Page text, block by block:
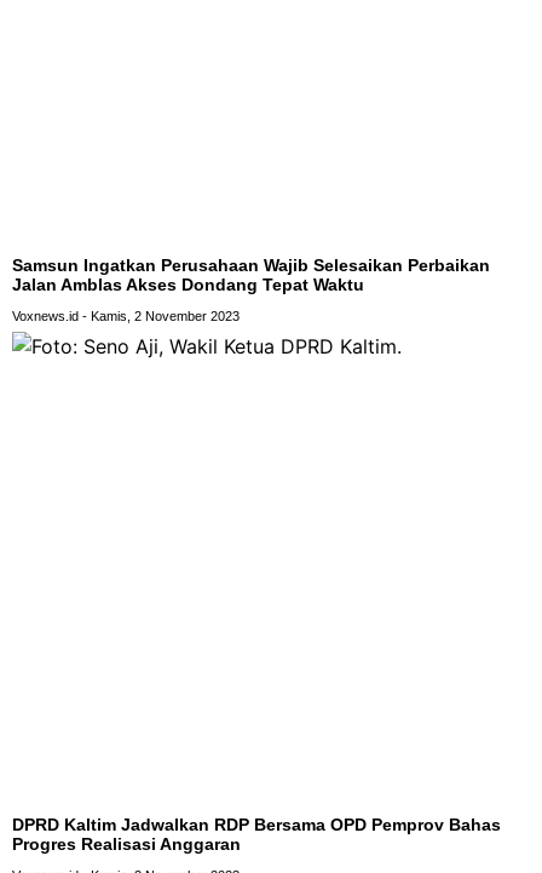
Samsun Ingatkan Perusahaan Wajib Selesaikan Perbaikan
Jalan Amblas Akses Dondang Tepat Waktu
Voxnews.id Kamis, 2 November 2023
DPRD Kaltim Jadwalkan RDP Bersama OPD Pemprov Bahas
Progres Realisasi Anggaran